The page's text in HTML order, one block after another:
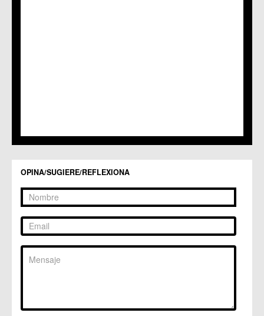
C.C. Zarandona
OPINA/SUGIERE/REFLEXIONA